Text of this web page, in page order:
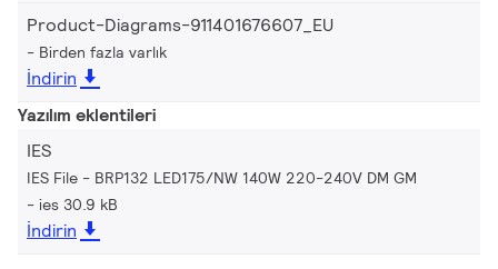
Product-Diagrams-911401676607_EU
Birden fazla varlık
İndirin
Yazılım eklentileri
IES
IES File - BRP132 LED175/NW 140W 220-240V DM GM
ies 30.9 kB
İndirin